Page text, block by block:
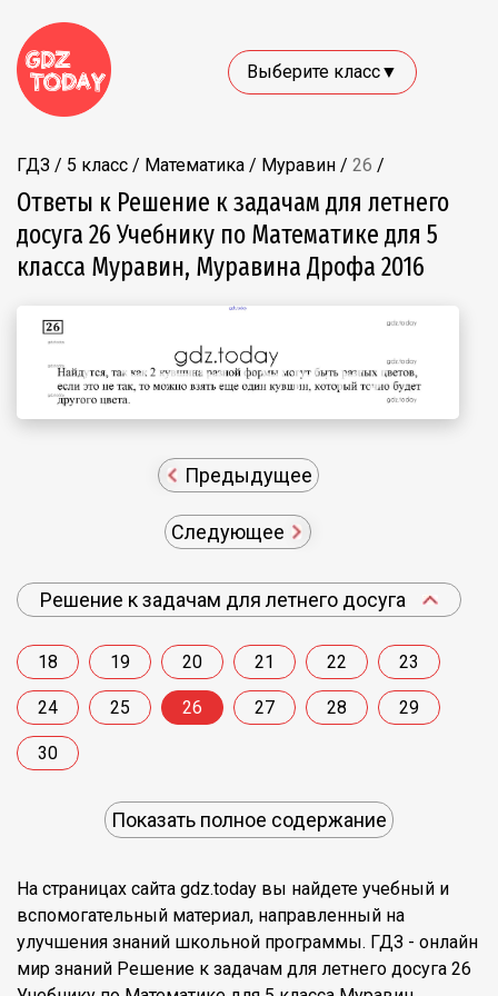
Выберите класс▼
ГДЗ / 5 класс / Математика / Муравин / 26 /
Ответы к Решение к задачам для летнего
досуга 26 Учебнику по Математике для 5
класса Муравин, Муравина Дрофа 2016
Предыдущее
Следующее
Решение к задачам для летнего досуга
18 19 20 21 22 23
24 25 26 27 28 29
30
Показать полное содержание
На страницах сайта gdz.today вы найдете учебный и
вспомогательный материал, направленный на
улучшения знаний школьной программы. ГДЗ - онлайн
мир знаний Решение к задачам для летнего досуга 26